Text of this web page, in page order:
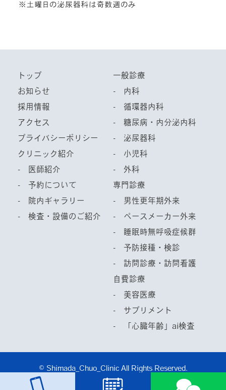
トップ
お知らせ
採用情報
アクセス
プライバシーポリシー
クリニック紹介
- 医師紹介
- 予約について
- 院内ギャラリー
- 検査・設備のご紹介
一般診療
- 内科
- 循環器内科
- 糖尿病・内分泌内科
- 泌尿器科
- 小児科
- 外科
専門診療
- 男性更年期外来
- ペースメーカー外来
- 睡眠時無呼吸症候群
- 予防接種・検診
- 訪問診療・訪問看護
自費診療
- 美容医療
- サプリメント
- 「心臓年齢」ai検査
© Shimada_Chuo_Clinic All Rights Reserved.